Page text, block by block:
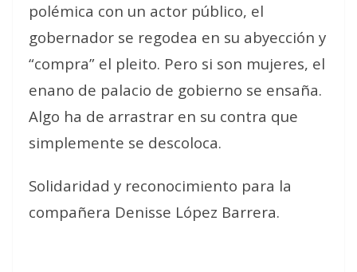
polémica con un actor público, el
gobernador se regodea en su abyección y
“compra” el pleito. Pero si son mujeres, el
enano de palacio de gobierno se ensaña.
Algo ha de arrastrar en su contra que
simplemente se descoloca.
Solidaridad y reconocimiento para la
compañera Denisse López Barrera.